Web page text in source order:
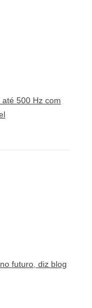
500 Hz com
futuro, diz blog